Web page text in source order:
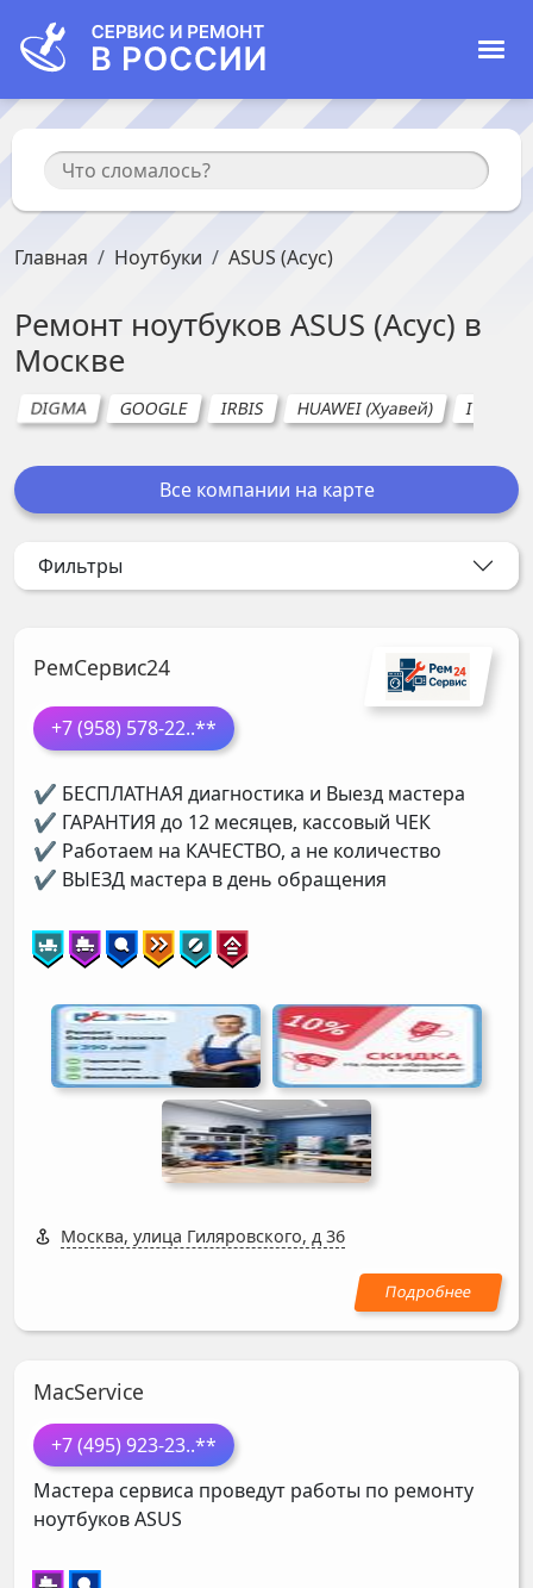
Главная Ноутбуки ASUS (Асус)
Ремонт ноутбуков ASUS (Асус) в
Москве
DIGMA GOOGLE IRBIS HUAWEI (Хуавей) ITEL
Все компании на карте
Фильтры
РемСервис24
+7 (958) 578-22..**
✔ БЕСПЛАТНАЯ диагностика и Выезд мастера
✔ ГАРАНТИЯ до 12 месяцев, кассовый ЧЕК
✔ Работаем на КАЧЕСТВО, а не количество
✔ ВЫЕЗД мастера в день обращения
Москва, улица Гиляровского, д 36
MacService
+7 (495) 923-23..**
Мастера сервиса проведут работы по ремонту
ноутбуковASUS